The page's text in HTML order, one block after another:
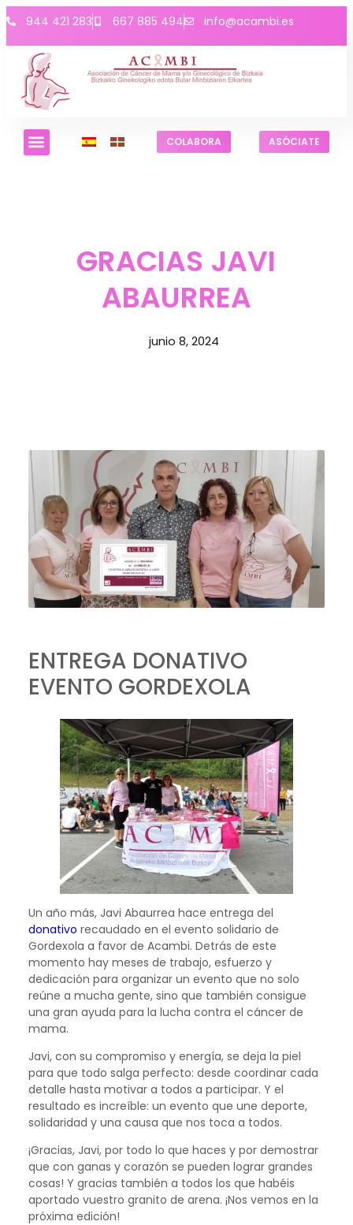
944 421 283 667 885 494 info@acambi.es
COLABORA ASÓCIATE
GRACIAS JAVI
ABAURREA
junio 8, 2024
ENTREGA DONATIVO
EVENTO GORDEXOLA
Un año más, Javi Abaurrea hace entrega del
donativo recaudado en el evento solidario de
Gordexola a favor de Acambi. Detrás de este
momento hay meses de trabajo, esfuerzo y
dedicación para organizar un evento que no solo
reúne a mucha gente, sino que también consigue
una gran ayuda para la lucha contra el cáncer de
mama.
Javi, con su compromiso y energía, se deja la piel
para que todo salga perfecto: desde coordinar cada
detalle hasta motivar a todos a participar. Y el
resultado es increíble: un evento que une deporte,
solidaridad y una causa que nos toca a todos.
¡Gracias, Javi, por todo lo que haces y por demostrar
que con ganas y corazón se pueden lograr grandes
cosas! Y gracias también a todos los que habéis
aportado vuestro granito de arena. ¡Nos vemos en la
próxima edición!